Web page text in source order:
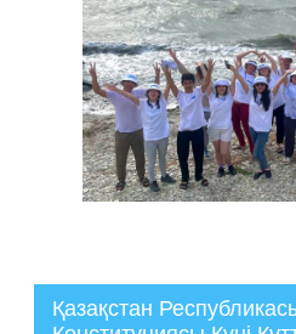
Қазақстан